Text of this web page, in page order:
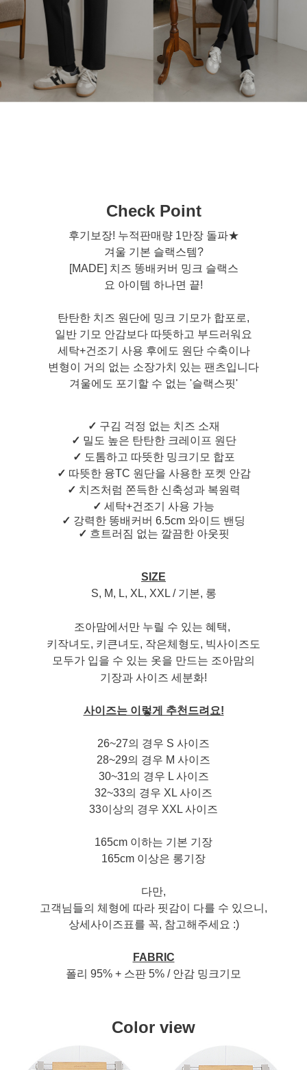
Check Point
후기보장! 누적판매량 1만장 돌파★
겨울 기본 슬랙스템?
[MADE] 치즈 똥배커버 밍크 슬랙스
요 아이템 하나면 끝!
탄탄한 치즈 원단에 밍크 기모가 합포로,
일반 기모 안감보다 따뜻하고 부드러워요
세탁+건조기 사용 후에도 원단 수축이나
변형이 거의 없는 소장가치 있는 팬츠입니다
겨울에도 포기할 수 없는 '슬랙스핏'
✓ 구김 걱정 없는 치즈 소재
✓ 밀도 높은 탄탄한 크레이프 원단
✓ 도톰하고 따뜻한 밍크기모 합포
✓ 따뜻한 융TC 원단을 사용한 포켓 안감
✓ 치즈처럼 쫀득한 신축성과 복원력
✓ 세탁+건조기 사용 가능
✓ 강력한 똥배커버 6.5cm 와이드 밴딩
✓ 흐트러짐 없는 깔끔한 아웃핏
SIZE
S, M, L, XL, XXL / 기본, 롱
조아맘에서만 누릴 수 있는 혜택,
키작녀도, 키큰녀도, 작은체형도, 빅사이즈도
모두가 입을 수 있는 옷을 만드는 조아맘의
기장과 사이즈 세분화!
사이즈는 이렇게 추천드려요!
26~27의 경우 S 사이즈
28~29의 경우 M 사이즈
30~31의 경우 L 사이즈
32~33의 경우 XL 사이즈
33이상의 경우 XXL 사이즈
165cm 이하는 기본 기장
165cm 이상은 롱기장
다만,
고객님들의 체형에 따라 핏감이 다를 수 있으니,
상세사이즈표를 꼭, 참고해주세요 :)
FABRIC
폴리 95% + 스판 5% / 안감 밍크기모
Color view